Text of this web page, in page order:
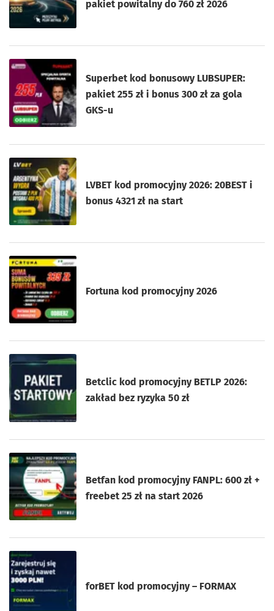
pakiet powitalny do 760 zł 2026
Superbet kod bonusowy LUBSUPER:
pakiet 255 zł i bonus 300 zł za gola
GKS-u
LVBET kod promocyjny 2026: 20BEST i
bonus 4321 zł na start
Fortuna kod promocyjny 2026
Betclic kod promocyjny BETLP 2026:
zakład bez ryzyka 50 zł
Betfan kod promocyjny FANPL: 600 zł +
freebet 25 zł na start 2026
forBET kod promocyjny – FORMAX